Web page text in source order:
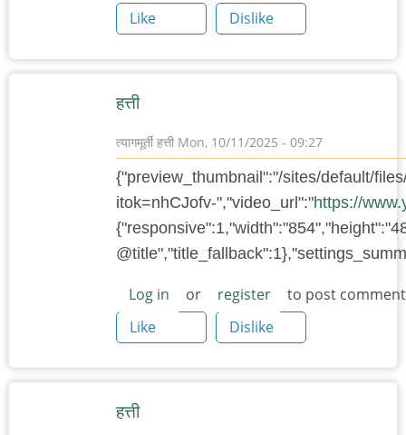
Like Dislike
हत्ती
त्यागमूर्ती हत्ती Mon, 10/11/2025 - 09:27
{"preview_thumbnail":"/sites/default/
itok=nhCJofv-","video_url":"https://
Log in or register
to post
Like
Dislike
हत्ती